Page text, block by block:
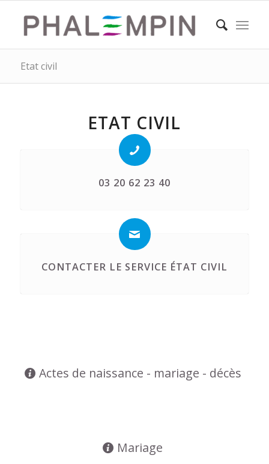
Etat civil
ETAT CIVIL
03 20 62 23 40
CONTACTER LE SERVICE ÉTAT CIVIL
Actes de naissance - mariage - décès
Mariage